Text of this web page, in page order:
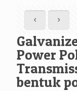
Power
bentuk